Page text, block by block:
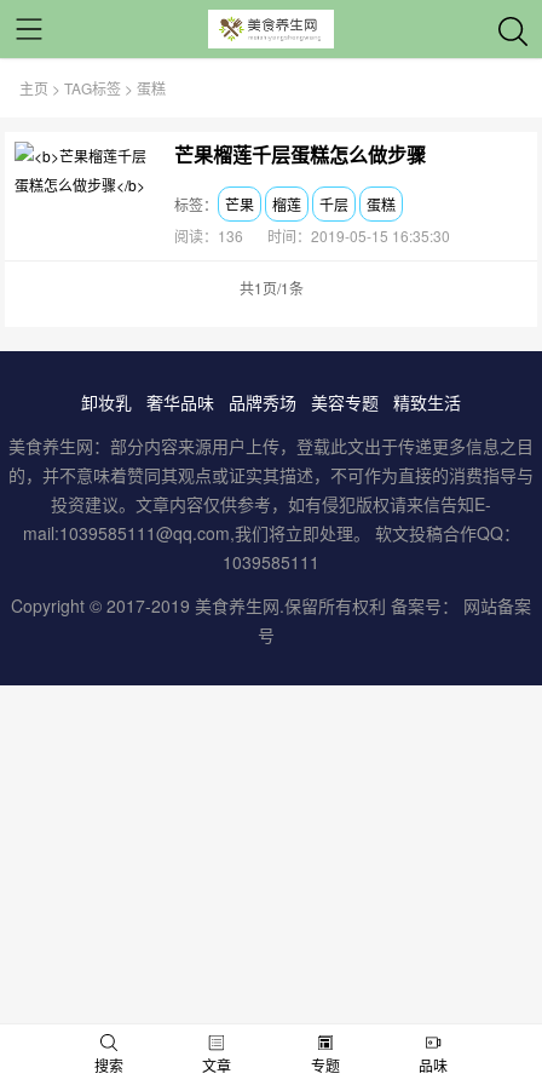
主页 >TAG标签 > 蛋糕
芒果榴莲千层蛋糕怎么做步骤
标签： 芒果 榴莲 千层
蛋糕
阅读：136
时间：2019-05-15 16:35:30
共1页/1条
卸妆乳 奢华品味 品牌秀场 美容专题 精致生活
美食养生网：部分内容来源用户上传，登载此文出于传递更多信息之目
的，并不意味着赞同其观点或证实其描述，不可作为直接的消费指导与
投资建议。文章内容仅供参考，如有侵犯版权请来信告知E-
mail:1039585111@qq.com,我们将立即处理。 软文投稿合作QQ：
1039585111
Copyright © 2017-2019 美食养生网.保留所有权利 备案号： 网站备案
号
搜索 文章 专题
品味